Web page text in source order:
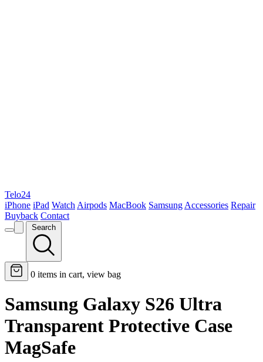
Telo24
iPhone iPad Watch Airpods MacBook Samsung Accessories Repair
Buyback Contact
Search
0 items in cart, view bag
Samsung Galaxy S26 Ultra
Transparent Protective Case
MagSafe